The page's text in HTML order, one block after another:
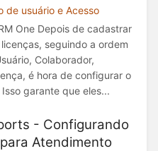
de usuário e Acesso
One Depois de cadastrar
seguindo a ordem
Colaborador,
é hora de configurar o
garante que eles...
- Configurando
Atendimento